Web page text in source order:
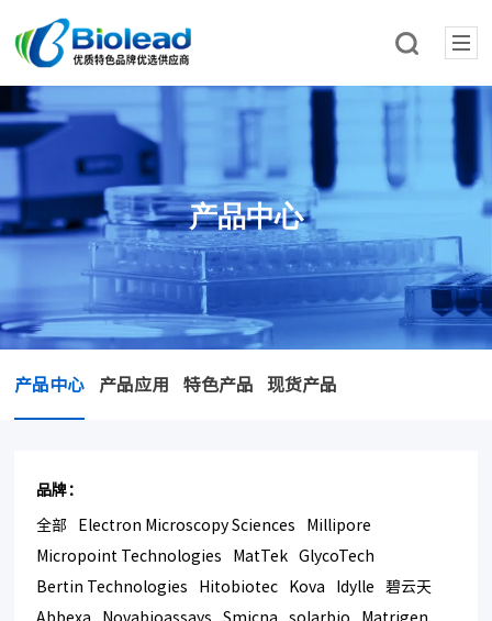
产品中心
产品中心 产品应用 特色产品 现货产品
品牌：
全部 Electron Microscopy Sciences
Millipore
Micropoint Technologies
MatTek
GlycoTech
Bertin Technologies
Hitobiotec Kova Idylle
碧云天
Abbexa
Novabioassays Smicna solarbio
Matrigen